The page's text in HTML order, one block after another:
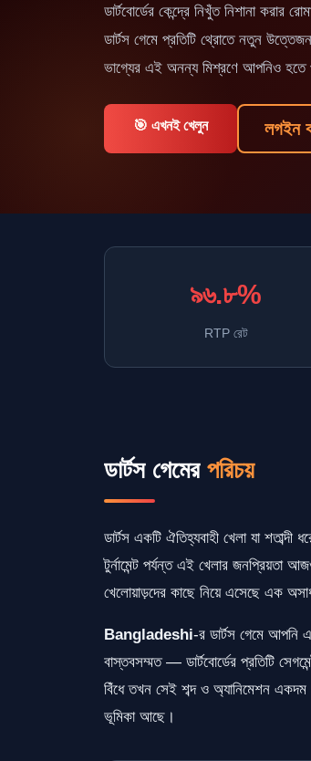
ডার্টবোর্ডের কেন্দ্রে নিখুঁত নিশানা
ডার্টস গেমে প্রতিটি থ্রোতে নতুন
ভাগ্যের এই অনন্য মিশ্রণে আপনিও হতে
🎯 এখনই খেলুন লগইন
৯৬.৮%
RTP রেট
ডার্টস গেমের পরিচয়
ডার্টস একটি ঐতিহ্যবাহী খেলা যা
টুর্নামেন্ট পর্যন্ত এই খেলার জনপ্রিয়তা
খেলোয়াড়দের কাছে নিয়ে এসেছে এক
Bangladeshi-র ডার্টস গেমে আপনি
বাস্তবসম্মত — ডার্টবোর্ডের প্রতিটি
বিঁধে তখন সেই শব্দ ও অ্যানিমেশন
ভূমিকা আছে।